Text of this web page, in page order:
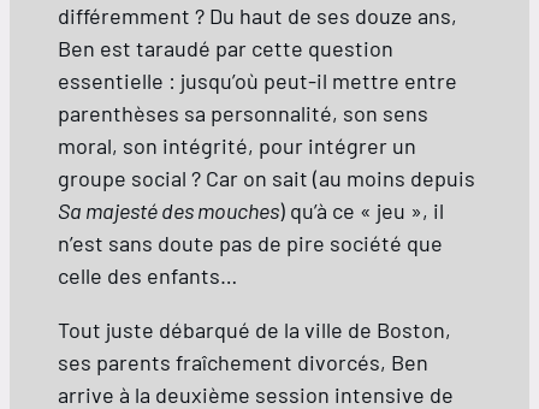
différemment ? Du haut de ses douze ans,
Ben est taraudé par cette question
essentielle : jusqu’où peut-il mettre entre
parenthèses sa personnalité, son sens
moral, son intégrité, pour intégrer un
groupe social ? Car on sait (au moins depuis
Sa majesté des mouches) qu’à ce « jeu », il
n’est sans doute pas de pire société que
celle des enfants…
Tout juste débarqué de la ville de Boston,
ses parents fraîchement divorcés, Ben
arrive à la deuxième session intensive de